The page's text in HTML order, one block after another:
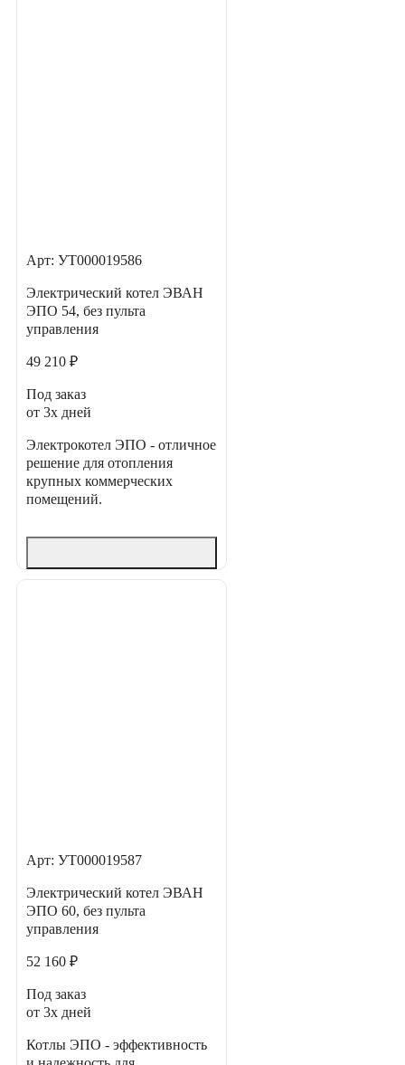
Арт: УТ000019586
Электрический котел ЭВАН
ЭПО 54, без пульта
управления
49 210 ₽
Под заказ
от 3х дней
Электрокотел ЭПО - отличное
решение для отопления
крупных коммерческих
помещений.
Арт: УТ000019587
Электрический котел ЭВАН
ЭПО 60, без пульта
управления
52 160 ₽
Под заказ
от 3х дней
Котлы ЭПО - эффективность